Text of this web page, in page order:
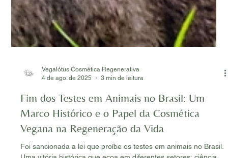
4 de ago. de 2025
3 min de leitura
Fim dos Testes em Animais no Brasil: Um
Marco Histórico e o Papel da Cosmética
Vegana na Regeneração da Vida